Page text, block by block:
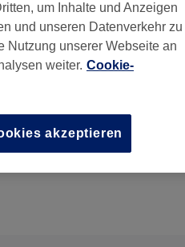
um Inhalte und Anzeigen
und unseren Datenverkehr zu
Nutzung unserer Webseite an
weiter. Cookie-
akzeptieren